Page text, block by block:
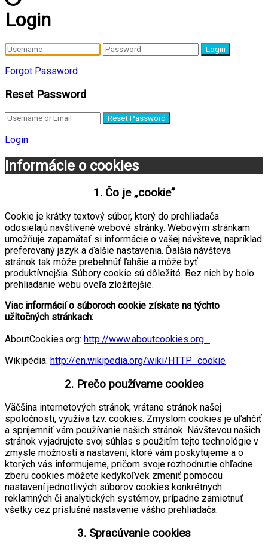
Login
Login
Forgot Password
Reset Password
Reset Password
Login
Informácie o cookies
1. Čo je „cookie”
Cookie je krátky textový súbor, ktorý do prehliadača
odosielajú navštívené webové stránky. Webovým stránkam
umožňuje zapamätať si informácie o vašej návšteve, napríklad
preferovaný jazyk a ďalšie nastavenia. Ďalšia návšteva
stránok tak môže prebehnúť ľahšie a môže byť
produktívnejšia. Súbory cookie sú dôležité. Bez nich by bolo
prehliadanie webu oveľa zložitejšie.
Viac informácií o súboroch cookie získate na týchto
užitočných stránkach:
AboutCookies.org: http://www.aboutcookies.org
Wikipédia: http://en.wikipedia.org/wiki/HTTP_cookie
2. Prečo používame cookies
Väčšina internetových stránok, vrátane stránok našej
spoločnosti, využíva tzv. cookies. Zmyslom cookies je uľahčiť
a spríjemniť vám používanie našich stránok. Návštevou našich
stránok vyjadrujete svoj súhlas s použitím tejto technológie v
zmysle možností a nastavení, ktoré vám poskytujeme a o
ktorých vás informujeme, pričom svoje rozhodnutie ohľadne
zberu cookies môžete kedykoľvek zmeniť pomocou
nastavení jednotlivých súborov cookies konkrétnych
reklamných či analytických systémov, prípadne zamietnuť
všetky cez príslušné nastavenie vášho prehliadača.
3. Spracúvanie cookies